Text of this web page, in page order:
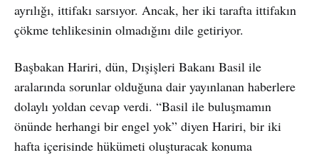
ayrılığı, ittifakı sarsıyor. Ancak, her iki tarafta ittifakın
çökme tehlikesinin olmadığını dile getiriyor.
Başbakan Hariri, dün, Dışişleri Bakanı Basil ile
aralarında sorunlar olduğuna dair yayınlanan haberlere
dolaylı yoldan cevap verdi. “Basil ile buluşmamın
önünde herhangi bir engel yok” diyen Hariri, bir iki
hafta içerisinde hükümeti oluşturacak konuma